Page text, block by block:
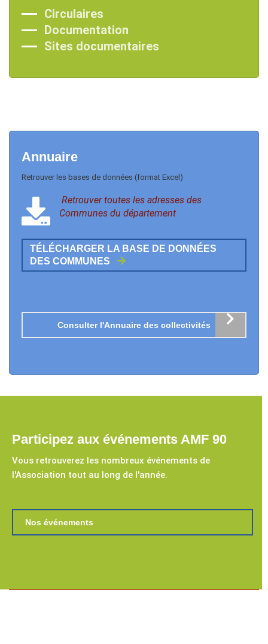
Circulaires
Documentation
Sites documentaires
Annuaire
Retrouver les bases de données (format Excel)
Retrouver toutes les adresses des
Communes du département
TÉLÉCHARGER LA BASE DE DONNÉES
DES COMMUNES
Consulter l'Annuaire des collectivités
Participez aux événements AMF 90
Vous retrouverez les nombreux événements de
l'Association tout au long de l'année.
Nos événements